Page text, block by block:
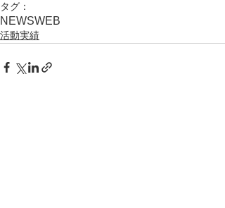
タグ：
NEWSWEB
活動実績